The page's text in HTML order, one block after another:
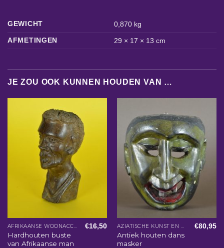
GEWICHT
0,870 kg
AFMETINGEN
29 × 17 × 13 cm
JE ZOU OOK KUNNEN HOUDEN VAN …
AFRIKAANSE WOONACCESSOIRES
Hardhouten buste
van Afrikaanse man
€16,50 AZIATISCHE KUNST EN WOONACCESSOIRES
Antiek houten dans
masker
€80,95